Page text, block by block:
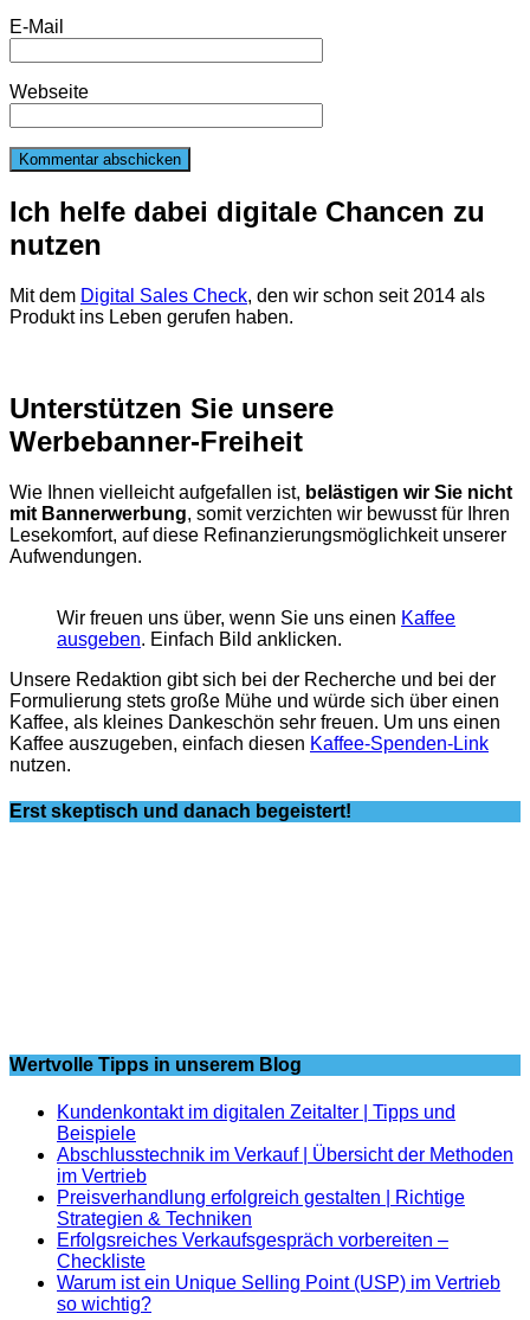
E-Mail
Webseite
Ich helfe dabei digitale Chancen zu
nutzen
Mit dem Digital Sales Check, den wir schon seit 2014 als
Produkt ins Leben gerufen haben.
Unterstützen Sie unsere
Werbebanner-Freiheit
Wie Ihnen vielleicht aufgefallen ist, belästigen wir Sie nicht
mit Bannerwerbung, somit verzichten wir bewusst für Ihren
Lesekomfort, auf diese Refinanzierungsmöglichkeit unserer
Aufwendungen.
Wir freuen uns über, wenn Sie uns einen Kaffee
ausgeben. Einfach Bild anklicken.
Unsere Redaktion gibt sich bei der Recherche und bei der
Formulierung stets große Mühe und würde sich über einen
Kaffee, als kleines Dankeschön sehr freuen. Um uns einen
Kaffee auszugeben, einfach diesen Kaffee-Spenden-Link
nutzen.
Erst skeptisch und danach begeistert!
Wertvolle Tipps in unserem Blog
Kundenkontakt im digitalen Zeitalter | Tipps und
Beispiele
Abschlusstechnik im Verkauf | Übersicht der Methoden
im Vertrieb
Preisverhandlung erfolgreich gestalten | Richtige
Strategien & Techniken
Erfolgsreiches Verkaufsgespräch vorbereiten –
Checkliste
Warum ist ein Unique Selling Point (USP) im Vertrieb
so wichtig?